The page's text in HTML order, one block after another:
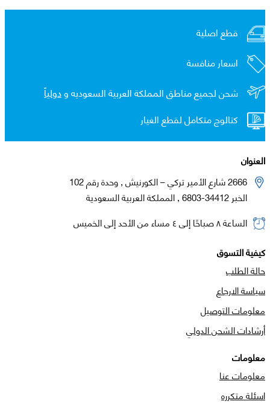
قطع اصلية
اسعار منافسة
شحن لجميع مناطق المملكة العربية السعوديه ودولياً
كتالوج متكامل لقطع الغيار
العنوان
2666 شارع الأمير تركي – الكورنيش , وحدة رقم 102
الخبر 34412-6803 , المملكة العربية السعودية
الساعة ٨ صباحًا إلى ٤ مساء من الأحد إلى الخميس
كيفية التسوق
حالة الطلب
سياسة الارجاع
معلومات التوصيل
أرشادات الشحن الدولي
معلومات
معلومات عنا
اسئلة متكرره